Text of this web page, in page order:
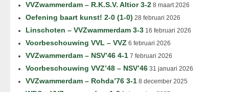
VVZwammerdam – R.K.S.V. Altior 3-2 8 maart 2026
Oefening baart kunst! 2-0 (1-0) 28 februari 2026
Linschoten – VVZwammerdam 3-3 16 februari 2026
Voorbeschouwing VVL – VVZ 6 februari 2026
VVZwammerdam – NSV’46 4-1 7 februari 2026
Voorbeschouwing VVZ’48 – NSV’46 31 januari 2026
VVZwammerdam – Rohda’76 3-1 8 december 2025